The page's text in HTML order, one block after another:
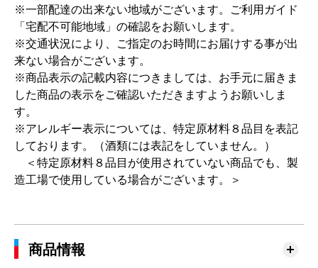
※一部配達の出来ない地域がございます。ご利用ガイド
「宅配不可能地域」の確認をお願いします。
※交通状況により、ご指定のお時間にお届けする事が出
来ない場合がございます。
※商品表示の記載内容につきましては、お手元に届きま
した商品の表示をご確認いただきますようお願いしま
す。
※アレルギー表示については、特定原材料８品目を表記
しております。（酒類には表記をしていません。）
＜特定原材料８品目が使用されていない商品でも、製
造工場で使用している場合がございます。＞
商品情報